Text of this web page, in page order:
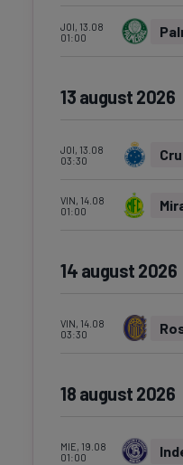
JOI, 13.08
01:00
13 august 2026
JOI, 13.08
03:30
VIN, 14.08
01:00
14 august 2026
VIN, 14.08
03:30
18 august 2026
MIE, 19.08
01:00